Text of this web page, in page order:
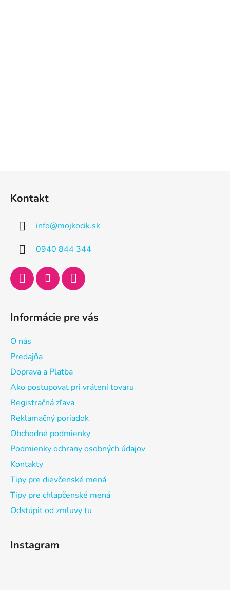
Kontakt
info@mojkocik.sk
0940 844 344
Informácie pre vás
O nás
Predajňa
Doprava a Platba
Ako postupovať pri vrátení tovaru
Registračná zľava
Reklamačný poriadok
Obchodné podmienky
Podmienky ochrany osobných údajov
Kontakty
Tipy pre dievčenské mená
Tipy pre chlapčenské mená
Odstúpiť od zmluvy tu
Instagram